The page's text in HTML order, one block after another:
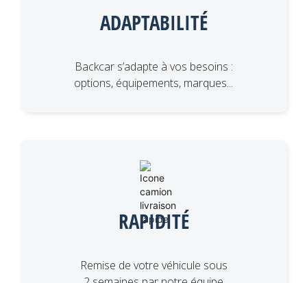
ADAPTABILITÉ
Backcar s’adapte à vos besoins :
options, équipements, marques...
RAPIDITÉ
Remise de votre véhicule sous